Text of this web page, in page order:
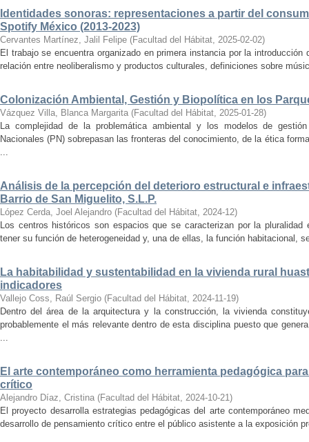
Identidades sonoras: representaciones a partir del
Spotify México (2013-2023)
Cervantes Martínez, Jalil Felipe (Facultad del Hábitat, 2025-02-02)
El trabajo se encuentra organizado en primera instancia por la
relación entre neoliberalismo y productos culturales, definiciones sobre
Colonización Ambiental, Gestión y Biopolítica en los
Vázquez Villa, Blanca Margarita (Facultad del Hábitat, 2025-01-28)
La complejidad de la problemática ambiental y los modelos de
Nacionales (PN) sobrepasan las fronteras del conocimiento, de la ética
...
Análisis de la percepción del deterioro estructural e
Barrio de San Miguelito, S.L.P.
López Cerda, Joel Alejandro (Facultad del Hábitat, 2024-12)
Los centros históricos son espacios que se caracterizan por la
tener su función de heterogeneidad y, una de ellas, la función habitacional,
La habitabilidad y sustentabilidad en la vivienda rural
indicadores
Vallejo Coss, Raúl Sergio (Facultad del Hábitat, 2024-11-19)
Dentro del área de la arquitectura y la construcción, la vivienda
probablemente el más relevante dentro de esta disciplina puesto que
...
El arte contemporáneo como herramienta pedagógica
crítico
Alejandro Díaz, Cristina (Facultad del Hábitat, 2024-10-21)
El proyecto desarrolla estrategias pedagógicas del arte contemporáneo
desarrollo de pensamiento crítico entre el público asistente a la exposición